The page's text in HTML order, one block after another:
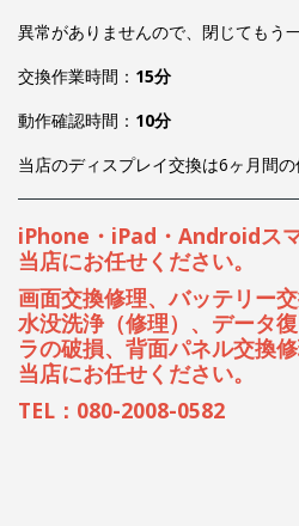
異常がありませんので、閉じてもう
交換作業時間： 15分
動作確認時間： 10分
当店のディスプレイ交換は6ヶ月間の
iPhone・iPad・Androidス
当店にお任せください。
画面交換修理、バッテリー
水没洗浄（修理）、データ
ラの破損、背面パネル交換
当店にお任せください。
TEL：080-2008-0582